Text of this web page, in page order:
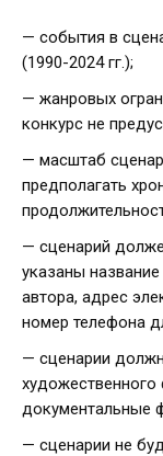
— события в
(1990-2024 гг.);
— жанровых
конкурс не
— масштаб
предполагать
— сценарий
указаны
автора, адрес
номер телефона
— сценарии
документальные
— сценарии не